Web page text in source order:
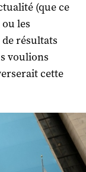
(que ce
les
résultats
voulions
cette